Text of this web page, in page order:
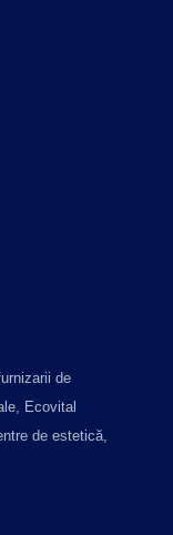
de
Ecovital
de estetică,